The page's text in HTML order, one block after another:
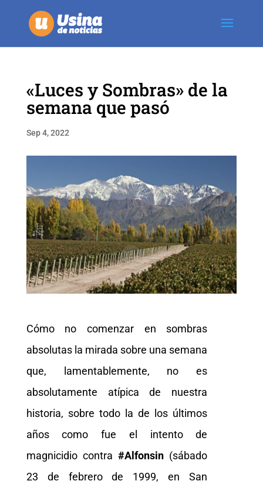
«Luces y Sombras» de la
semana que pasó
Sep 4, 2022
Cómo no comenzar en sombras
absolutas la mirada sobre una semana
que, lamentablemente, no es
absolutamente atípica de nuestra
historia, sobre todo la de los últimos
años como fue el intento de
magnicidio contra#Alfonsin (sábado
23 de febrero de 1999, en San